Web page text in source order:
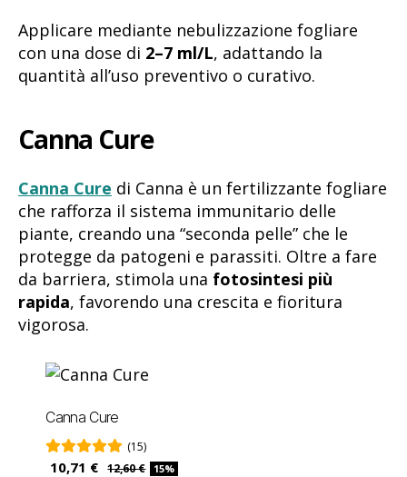
Applicare mediante nebulizzazione fogliare
con una dose di 2–7 ml/L, adattando la
quantità all’uso preventivo o curativo.
Canna Cure
Canna Cure di Canna è un fertilizzante fogliare
che rafforza il sistema immunitario delle
piante, creando una “seconda pelle” che le
protegge da patogeni e parassiti. Oltre a fare
da barriera, stimola una fotosintesi più
rapida, favorendo una crescita e fioritura
vigorosa.
Canna Cure
(15)
10,71 € 12,60 € 15%